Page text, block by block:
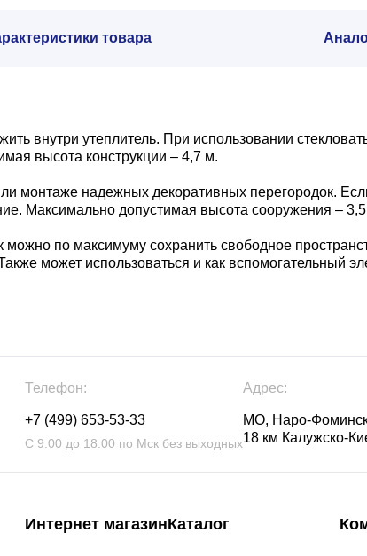
товара
внутри утеплитель. При использовании
высота конструкции – 4,7 м.
монтаже надежных декоративных перегородок.
Максимально допустимая высота сооружения –
по максимуму сохранить свободное
может использоваться и как вспомогательный
Телефон:
+7 (499) 653-53-33
С 9:00 до 18:00 по Мск без выходных
Адрес:
МО, Наро-
18 км Калужско-
Интернет магазинКаталог